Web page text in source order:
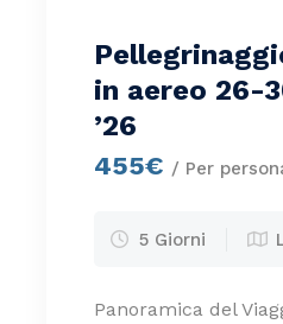
in aereo 26-
’26
455€ / Per
5 Giorni
Panoramica del